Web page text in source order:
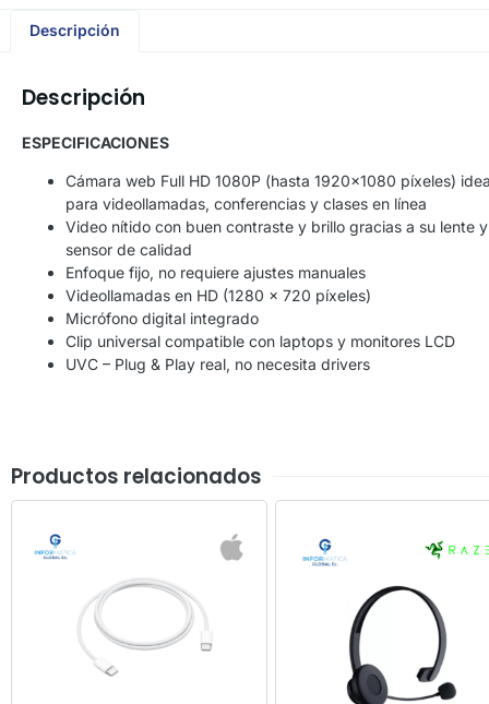
Descripción
Descripción
ESPECIFICACIONES
Cámara web Full HD 1080P (hasta 1920×1080 píxeles)
para videollamadas, conferencias y clases en línea
Video nítido con buen contraste y brillo gracias a su lente y
sensor de calidad
Enfoque fijo, no requiere ajustes manuales
Videollamadas en HD (1280 x 720 píxeles)
Micrófono digital integrado
Clip universal compatible con laptops y monitores LCD
UVC – Plug & Play real, no necesita drivers
Productos relacionados